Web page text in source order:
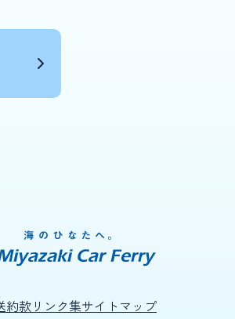
約款 リンク集サイトマップ